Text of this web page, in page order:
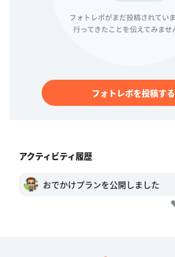
フォトレポを投稿する
アクティビティ履歴
おでかけプランを公開しました